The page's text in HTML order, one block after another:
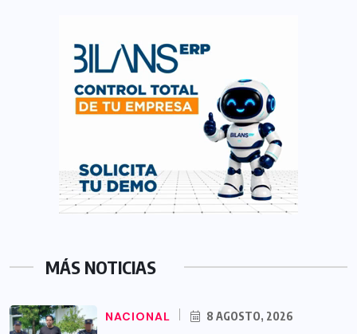
MÁS NOTICIAS
NACIONAL 8 AGOSTO, 2026